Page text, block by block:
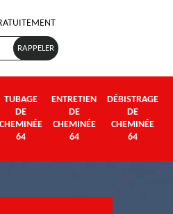
TUBAGE
DE
CHEMINÉE
64
ENTRETIEN
DE
CHEMINÉE
64
DÉBISTRAGE
DE
CHEMINÉE
64